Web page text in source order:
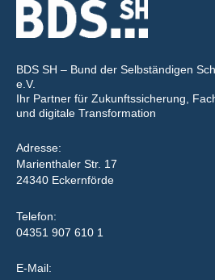
BDS SH – Bund der Selbständigen
e.V.
Ihr Partner für Zukunftssicherung,
und digitale Transformation
Adresse:
Marienthaler Str. 17
24340 Eckernförde
Telefon:
04351 907 610 1
E-Mail: